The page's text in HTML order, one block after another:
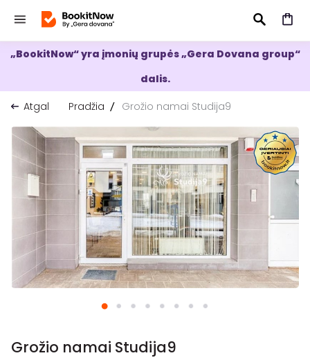
IEŠKOTI
„BookitNow“ yra įmonių grupės „Gera Dovana group“
dalis.
Atgal
Pradžia Grožio namai Studija9
Grožio namai Studija9